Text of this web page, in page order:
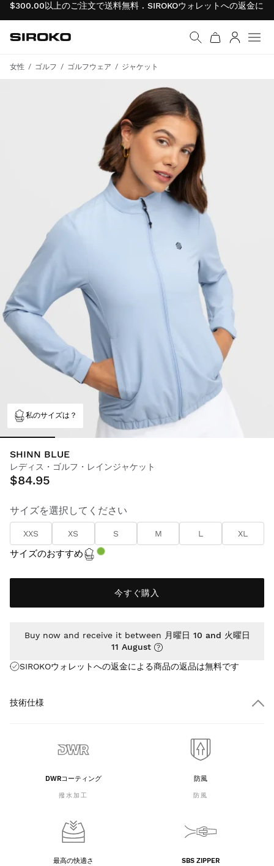
$300.00以上のご注文で送料無料 . SIROKOウォレットへの返金に
ホームページへ移動
Siroko.com
女性 ゴルフ ゴルフウェア ジャケット
私のサイズは？
SHINN BLUE
レディス・ゴルフ・レインジャケット
$84.95
サイズを選択してください
XXS XS S M L XL
サイズのおすすめ
今すぐ購入
SIROKOウォレットへの返金による商品の返品は無料です
Buy now and receive it between 月曜日 10 and 火曜日
11 August
技術仕様
DWRコーティング
撥水加工
防風
防風
最高の快適さ SBS ZIPPER